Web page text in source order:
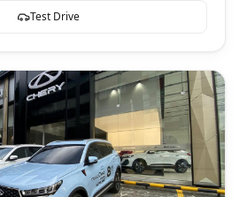
Test Drive